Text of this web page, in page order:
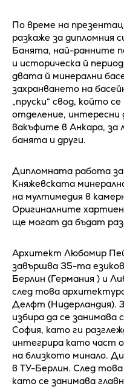
По време на
разкаже за дипломния
Банята, най-ранните
и историческа й
двата й минерални
захранването на
„пруски“ свод, който
отделение, интересни
вакъфите в Анкара, за
банята и други.
Дипломната работа
Княжевската
на мултимедия в
Оригиналните
ще могат да бъдат
Архитект Любомир
завършва 35-та
Берлин (Германия ) и
след това
Делфт (Нидерландия).
избира да се занимава
София, като ги
интегрира като част
на близкото минало.
в ТУ-Берлин. След
като се занимава